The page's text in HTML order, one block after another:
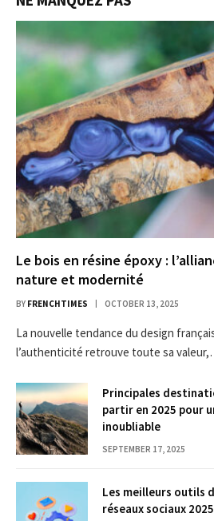
Le bois en résine époxy :
nature et modernité
BY FRENCHTIMES OCTOBER 13, 2025
La nouvelle tendance du design
l’authenticité retrouve toute sa
Principales
partir en 2025 pour
inoubliable
SEPTEMBER 17, 2025
Les meilleurs outils
réseaux sociaux 2025